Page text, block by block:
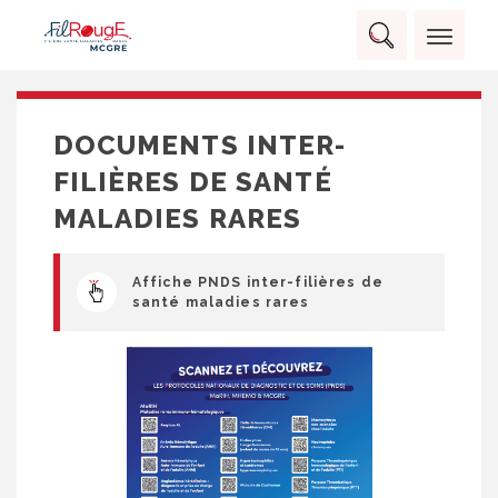
content
Rechercher :
RECHERCHER
DOCUMENTS INTER-
FILIÈRES DE SANTÉ
MALADIES RARES
Affiche PNDS inter-filières de
santé maladies rares